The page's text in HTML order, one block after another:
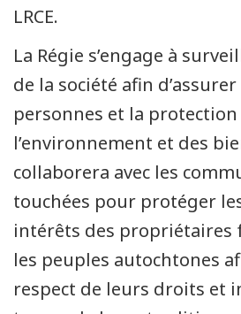
LRCE.
La Régie s’engage à
de la société afin
personnes et la protection
l’environnement et des
collaborera avec les
touchées pour protéger
intérêts des propriétaires
les peuples autochtones
respect de leurs droits et